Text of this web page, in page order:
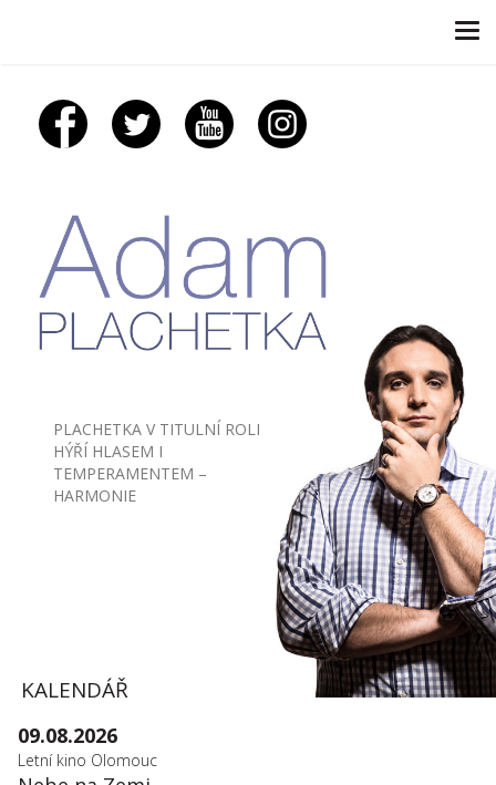
PLACHETKA V TITULNÍ ROLI
HÝŘÍ HLASEM I
TEMPERAMENTEM –
HARMONIE
KALENDÁŘ
09.08.2026
Letní kino Olomouc